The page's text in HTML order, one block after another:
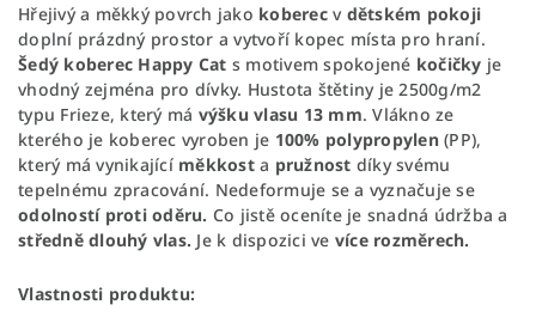
Hřejivý a měkký povrch jako koberecv dětském pokoji
doplní prázdný prostor a vytvoří kopec místa pro hraní.
Šedý koberec Happy Cat s motivem spokojené kočičky je
vhodný zejména pro dívky. Hustota štětiny je 2500g/m2
typu Frieze, který má výšku vlasu 13 mm. Vlákno ze
kterého je koberec vyroben je 100% polypropylen(PP),
který má vynikající měkkosta pružnost díky svému
tepelnému zpracování. Nedeformuje se a vyznačuje se
odolností proti oděru. Co jistě oceníte je snadná údržba a
středně dlouhý vlas. Je k dispozici ve více rozměrech.
Vlastnosti produktu: